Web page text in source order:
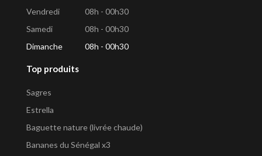
Vendredi
08h - 00h30
Samedi
08h - 00h30
Dimanche
08h - 00h30
Top produits
Sagres
Estrella
Baguette nature (livrée chaude)
Bananes du Sénégal x3